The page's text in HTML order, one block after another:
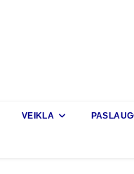
VEIKLA